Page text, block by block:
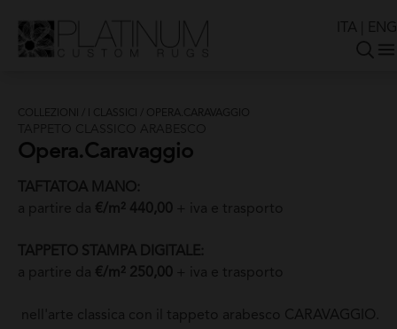
ITA ENG
I CLASSICI OPERA.CARAVAGGIO
TAPPETO CLASSICO ARABESCO
Opera.Caravaggio
TAFTATOA MANO:
a partire da €/m² 440,00 + iva e trasporto
TAPPETO STAMPA DIGITALE:
a partire da €/m² 250,00 + iva e trasporto
nell'arte classica con il tappeto arabesco CARAVAGGIO.